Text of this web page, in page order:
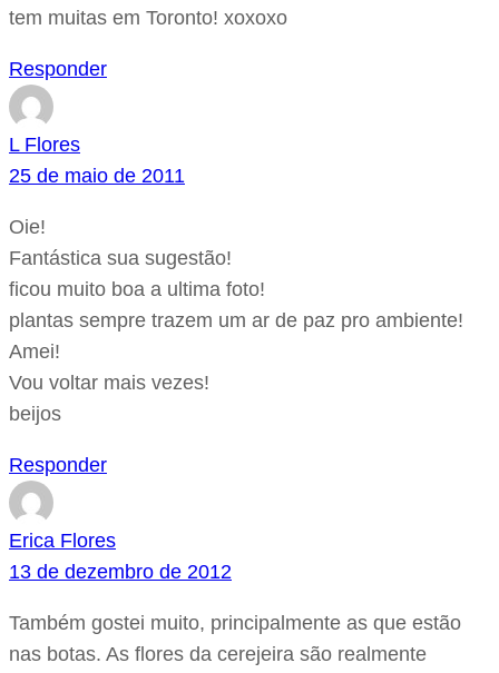
tem muitas em Toronto! xoxoxo
Responder
L Flores
25 de maio de 2011
Oie!
Fantástica sua sugestão!
ficou muito boa a ultima foto!
plantas sempre trazem um ar de paz pro ambiente!
Amei!
Vou voltar mais vezes!
beijos
Responder
Erica Flores
13 de dezembro de 2012
Também gostei muito, principalmente as que estão
nas botas. As flores da cerejeira são realmente